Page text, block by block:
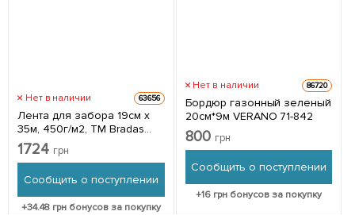
Нет в наличии 63656
Лента для забора 19см x
35м, 450г/м2, ТМ Bradas
TOB4501935BRL
1724 грн
Сообщить о поступлении
+34.48 грн бонусов за покупку
Нет в наличии 86720
Бордюр газонный зеленый
20см*9м VERANO 71-842
800 грн
Сообщить о поступлении
+16 грн бонусов за покупку